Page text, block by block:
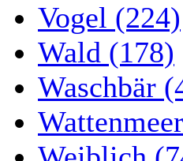
Vogel (224)
Wald (178)
Waschbär